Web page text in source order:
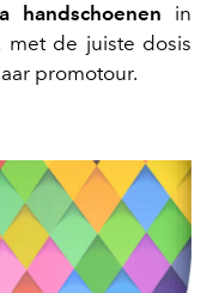
handschoenen in
met de juiste dosis
promotour.